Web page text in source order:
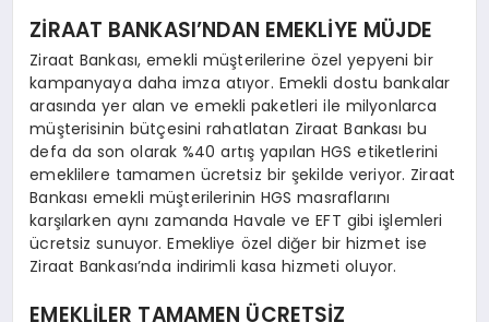
ZİRAAT BANKASI’NDAN EMEKLİYE MÜJDE
Ziraat Bankası, emekli müşterilerine özel yepyeni bir
kampanyaya daha imza atıyor. Emekli dostu bankalar
arasında yer alan ve emekli paketleri ile milyonlarca
müşterisinin bütçesini rahatlatan Ziraat Bankası bu
defa da son olarak %40 artış yapılan HGS etiketlerini
emeklilere tamamen ücretsiz bir şekilde veriyor. Ziraat
Bankası emekli müşterilerinin HGS masraflarını
karşılarken aynı zamanda Havale ve EFT gibi işlemleri
ücretsiz sunuyor. Emekliye özel diğer bir hizmet ise
Ziraat Bankası’nda indirimli kasa hizmeti oluyor.
EMEKLİLER TAMAMEN ÜCRETSİZ